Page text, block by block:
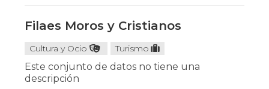
Filaes Moros y Cristianos
Cultura y Ocio Turismo
Este conjunto de datos no tiene una
descripción